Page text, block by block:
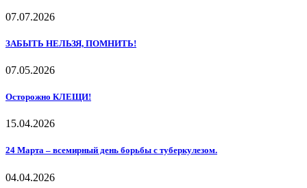
07.07.2026
ЗАБЫТЬ НЕЛЬЗЯ, ПОМНИТЬ!
07.05.2026
Осторожно КЛЕЩИ!
15.04.2026
24 Марта – всемирный день борьбы с туберкулезом.
04.04.2026